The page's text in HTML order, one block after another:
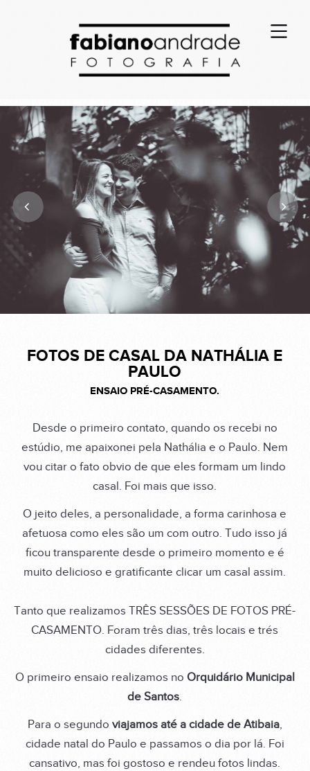
FOTOS DE CASAL DA NATHÁLIA E
PAULO
ENSAIO PRÉ-CASAMENTO.
Desde o primeiro contato, quando os recebi no
estúdio, me apaixonei pela Nathália e o Paulo. Nem
vou citar o fato obvio de que eles formam um lindo
casal. Foi mais que isso.
O jeito deles, a personalidade, a forma carinhosa e
afetuosa como eles são um com outro. Tudo isso já
ficou transparente desde o primeiro momento e é
muito delicioso e gratificante clicar um casal assim.
Tanto que realizamos TRÊS SESSÕES DE FOTOS PRÉ-
CASAMENTO. Foram três dias, três locais e trés
cidades diferentes.
O primeiro ensaio realizamos no Orquidário Municipal
de Santos.
Para o segundo viajamos até a cidade de Atibaia,
cidade natal do Paulo e passamos o dia por lá. Foi
cansativo, mas foi gostoso e rendeu fotos lindas.